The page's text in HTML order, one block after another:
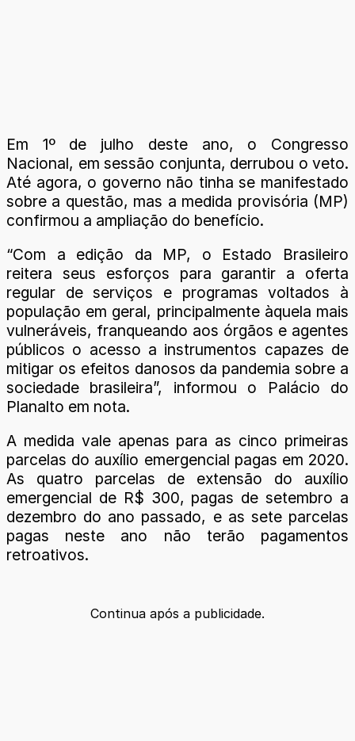
Em 1º de julho deste ano, o Congresso
Nacional, em sessão conjunta, derrubou o veto.
Até agora, o governo não tinha se manifestado
sobre a questão, mas a medida provisória (MP)
confirmou a ampliação do benefício.
“Com a edição da MP, o Estado Brasileiro
reitera seus esforços para garantir a oferta
regular de serviços e programas voltados à
população em geral, principalmente àquela mais
vulneráveis, franqueando aos órgãos e agentes
públicos o acesso a instrumentos capazes de
mitigar os efeitos danosos da pandemia sobre a
sociedade brasileira”, informou o Palácio do
Planalto em nota.
A medida vale apenas para as cinco primeiras
parcelas do auxílio emergencial pagas em 2020.
As quatro parcelas de extensão do auxílio
emergencial de R$ 300, pagas de setembro a
dezembro do ano passado, e as sete parcelas
pagas neste ano não terão pagamentos
retroativos.
Continua após a publicidade.